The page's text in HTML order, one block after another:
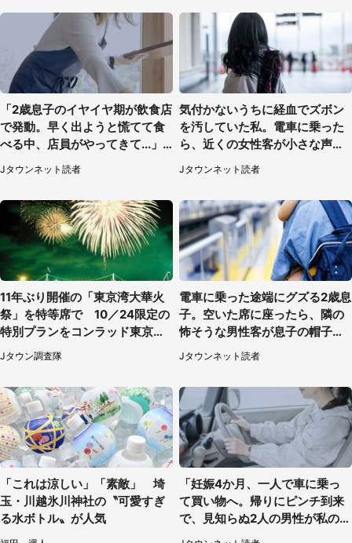
「2歳息子のイヤイヤ期が飲食店
で発動。早く出ようと慌てて食
べる中、店員がやってきて...」
（岡山県・40代女性）
Jタウンネット読者
気付かないうちに経血でズボン
を汚していた私。電車に乗った
ら、近くの女性客が小さな声で
（千葉県・10代女性）
Jタウンネット読者
11年ぶり開催の「東京湾大華火
祭」を特等席で 10／24限定の
特別プランをコンラッド東京が
販売【8／3～10／16】
Jタウン調査隊
電車に乗った途端にグズる2歳息
子。空いた席に座ったら、隣の
怖そうな男性客が息子の帽子に
手を伸ばし（千葉県・40代女
性）
Jタウンネット読者
「これは涼しい」「素敵」 埼
玉・川越氷川神社の〝可愛すぎ
る水ボトル〟が人気
「妊娠4か月、一人で車に乗っ
て買い物へ。帰りにピンチ到来
で、見知らぬ2人の男性が私の車
を...」（30代女性）